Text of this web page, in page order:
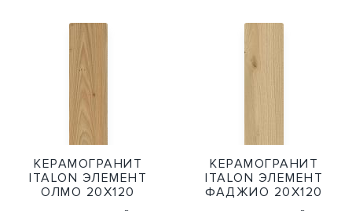
КЕРАМОГРАНИТ
ITALON ЭЛЕМЕНТ
ОЛМО 20Х120
КЕРАМОГРАНИТ
ITALON ЭЛЕМЕНТ
ФАДЖИО 20Х120